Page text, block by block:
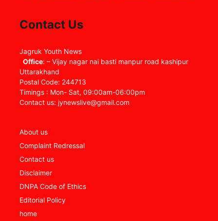
Contact Us
Jagruk Youth News
Office: – Vijay nagar nai basti manpur road kashipur
Uttarakhand
Postal Code: 244713
Timings : Mon- Sat, 09:00am-06:00pm
Contact us: jynewslive@gmail.com
About us
Complaint Redressal
Contact us
Disclaimer
DNPA Code of Ethics
Editorial Policy
home